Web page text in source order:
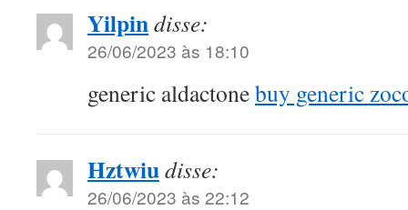
Yilpindisse:
26/06/2023 às 18:10
generic aldactonebuy generic
Hztwiudisse:
26/06/2023 às 22:12